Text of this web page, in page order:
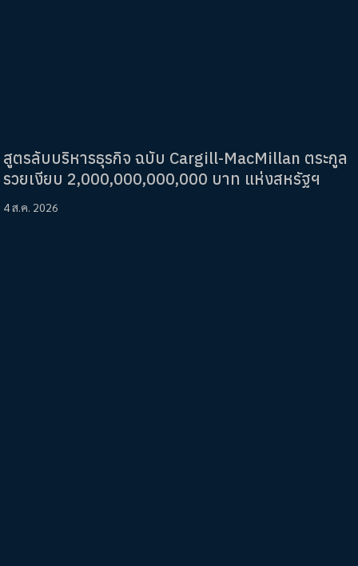
สูตรลับบริหารธุรกิจ ฉบับ Cargill-MacMillan ตระกูล
รวยเงียบ 2,000,000,000,000 บาท แห่งสหรัฐฯ
4 ส.ค. 2026